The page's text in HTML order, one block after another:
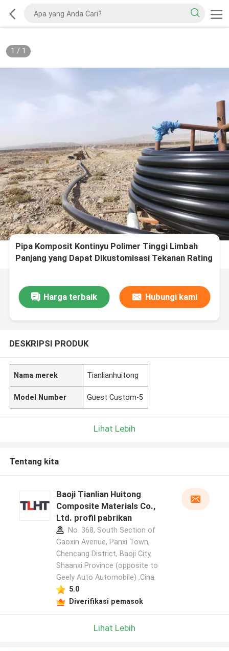
1 / 1
Pipa Komposit Kontinyu Polimer Tinggi Limbah
Panjang yang Dapat Dikustomisasi Tekanan Rating
Harga terbaik
Hubungi kami
DESKRIPSI PRODUK
Nama merek Tianlianhuitong
Model Number Guest Custom-5
Lihat Lebih
Tentang kita
Baoji Tianlian Huitong
Composite Materials Co.,
Ltd. profil pabrikan
No. 368, South Section of
Gaoxin Avenue, Panxi Town,
Chencang District, Baoji City,
Shaanxi Province (opposite to
Geely Auto Automobile) ,Cina
5.0
Diverifikasi pemasok
Lihat Lebih